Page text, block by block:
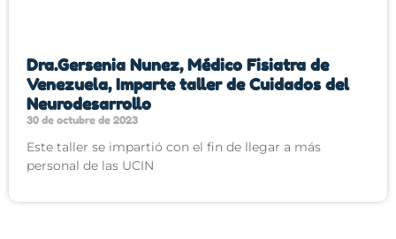
Dra.Gersenia Nunez, Médico Fisiatra de
Venezuela, Imparte taller de Cuidados del
Neurodesarrollo
30 de octubre de 2023
Este taller se impartió con el fin de llegar a más
personal de las UCIN